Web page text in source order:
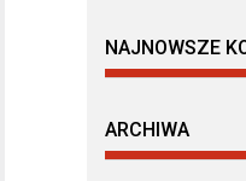
NAJNOWSZE
ARCHIWA